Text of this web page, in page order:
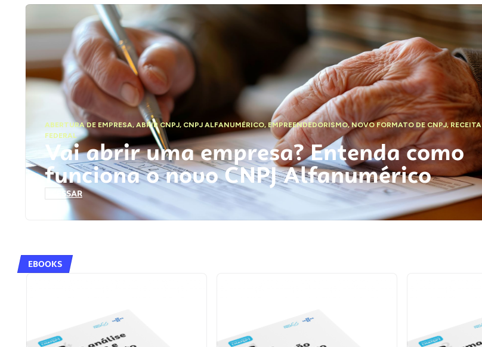
ABERTURA DE EMPRESA,ABRIR CNPJ, CNPJ ALFANUMÉRICO, EMPREENDEDORISMO,NOVO FORMATO DE CNPJ,RECEITA
FEDERAL
Vai abrir uma empresa? Entenda como
funciona o novo CNPJ Alfanumérico
ACESSAR
EBOOKS